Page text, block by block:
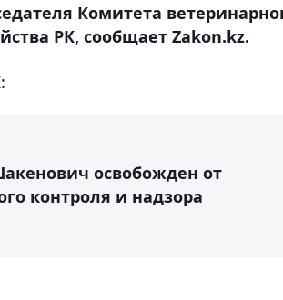
Комитета
РК, сообщает Zakon.kz.
освобожден от
контроля и надзора